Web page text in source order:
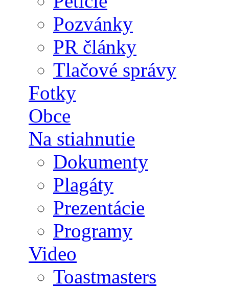
Pozvánky
PR články
Tlačové správy
Fotky
Obce
Na stiahnutie
Dokumenty
Plagáty
Prezentácie
Programy
Video
Toastmasters